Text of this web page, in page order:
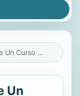
Curación a través de Un Curso de Milagros
Un